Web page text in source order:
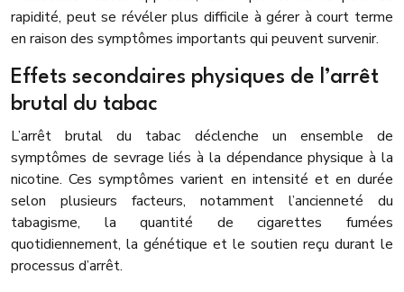
rapidité, peut se révéler plus difficile à gérer à court terme
en raison des symptômes importants qui peuvent survenir.
Effets secondaires physiques de l’arrêt
brutal du tabac
L’arrêt brutal du tabac déclenche un ensemble de
symptômes de sevrage liés à la dépendance physique à la
nicotine. Ces symptômes varient en intensité et en durée
selon plusieurs facteurs, notamment l’ancienneté du
tabagisme, la quantité de cigarettes fumées
quotidiennement, la génétique et le soutien reçu durant le
processus d’arrêt.